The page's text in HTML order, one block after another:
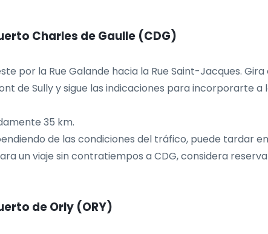
Charles de Gaulle (CDG)
por la Rue Galande hacia la Rue Saint-Jacques.
de Sully y sigue las indicaciones para incorporarte
35 km.
de las condiciones del tráfico, puede tardar
un viaje sin contratiempos a CDG, considera
de Orly (ORY)